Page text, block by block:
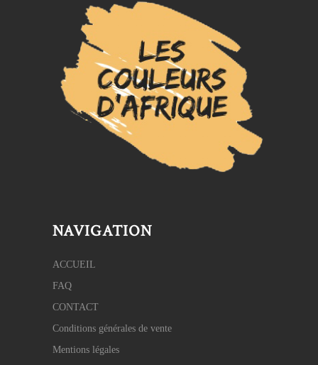
NAVIGATION
ACCUEIL
FAQ
CONTACT
Conditions générales de vente
Mentions légales